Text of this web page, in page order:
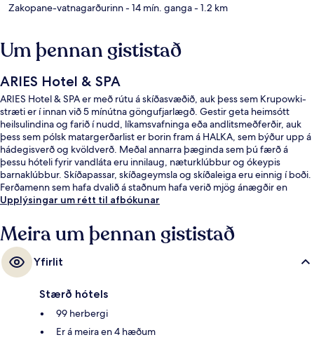
Zakopane-vatnagarðurinn- 14 mín. ganga- 1.2 km
Um þennan gististað
ARIES Hotel & SPA
ARIES Hotel & SPA er með rútu á skíðasvæðið, auk þess sem Krupowki-
stræti er í innan við 5 mínútna göngufjarlægð. Gestir geta heimsótt
heilsulindina og farið í nudd, líkamsvafninga eða andlitsmeðferðir, auk
þess sem pólsk matargerðarlist er borin fram á HALKA, sem býður upp á
hádegisverð og kvöldverð. Meðal annarra þæginda sem þú færð á
þessu hóteli fyrir vandláta eru innilaug, næturklúbbur og ókeypis
barnaklúbbur. Skíðapassar, skíðageymsla og skíðaleiga eru einnig í boði.
Ferðamenn sem hafa dvalið á staðnum hafa verið mjög ánægðir en
meðal þess sem þeir nefna sem sérstaka kosti eru hjálpsamt starfsfólk og
Upplýsingar um rétt til afbókunar
Meira um þennan gististað
Yfirlit
Stærð hótels
99 herbergi
Er á meira en 4 hæðum